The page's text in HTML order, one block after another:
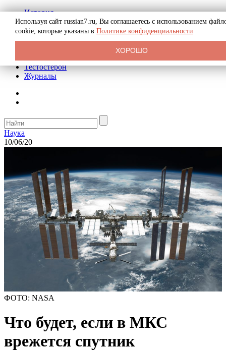
История
Биография
Криминал
Реклама на сайте
Тестостерон
Журналы
Наука
10/06/20
ФОТО: NASA
Что будет, если в МКС
врежется спутник
Используя сайт russian7.ru, Вы соглашаетесь с использованием
cookie, которые указаны в Политике конфиденциальности
ХОРОШО